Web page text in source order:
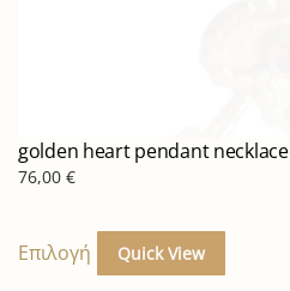
golden heart pendant necklace
76,00 €
Επιλογή Quick View
προϊόν